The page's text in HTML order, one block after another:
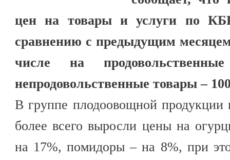
цен на товары и услуги по
сравнению с предыдущим
числе на
непродовольственные товары –
В группе плодоовощной продукции
более всего выросли цены на
на 17%, помидоры – на 8%, при